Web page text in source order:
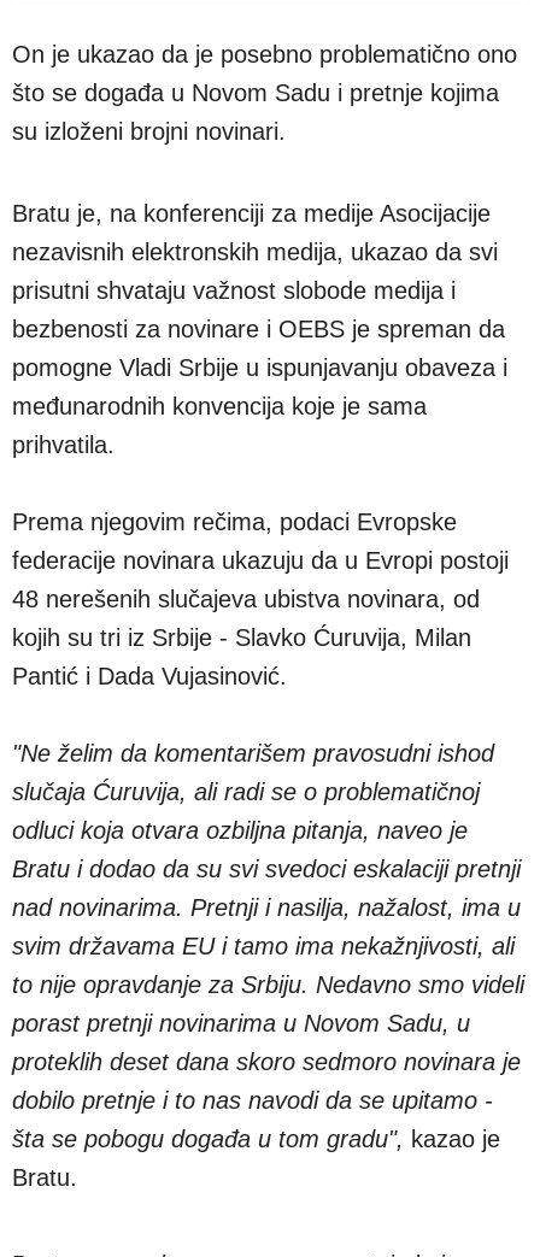
On je ukazao da je posebno problematično ono
što se događa u Novom Sadu i pretnje kojima
su izloženi brojni novinari.
Bratu je, na konferenciji za medije Asocijacije
nezavisnih elektronskih medija, ukazao da svi
prisutni shvataju važnost slobode medija i
bezbenosti za novinare i OEBS je spreman da
pomogne Vladi Srbije u ispunjavanju obaveza i
međunarodnih konvencija koje je sama
prihvatila.
Prema njegovim rečima, podaci Evropske
federacije novinara ukazuju da u Evropi postoji
48 nerešenih slučajeva ubistva novinara, od
kojih su tri iz Srbije - Slavko Ćuruvija, Milan
Pantić i Dada Vujasinović.
"Ne želim da komentarišem pravosudni ishod
slučaja Ćuruvija, ali radi se o problematičnoj
odluci koja otvara ozbiljna pitanja, naveo je
Bratu i dodao da su svi svedoci eskalaciji pretnji
nad novinarima. Pretnji i nasilja, nažalost, ima u
svim državama EU i tamo ima nekažnjivosti, ali
to nije opravdanje za Srbiju. Nedavno smo videli
porast pretnji novinarima u Novom Sadu, u
proteklih deset dana skoro sedmoro novinara je
dobilo pretnje i to nas navodi da se upitamo -
šta se pobogu događa u tom gradu", kazao je
Bratu.